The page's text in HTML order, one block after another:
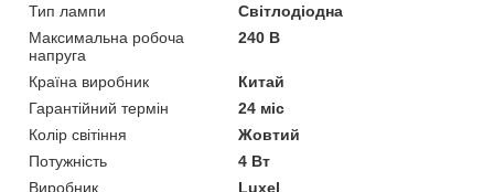
Тип лампи
Світлодіодна
Максимальна робоча
напруга
240 В
Країна виробник
Китай
Гарантійний термін
24 міс
Колір світіння
Жовтий
Потужність
4 Вт
Виробник
Luxel